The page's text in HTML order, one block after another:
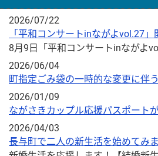
2026/07/22
「平和コンサートinながよvol.27」
8月9日「平和コンサートinながよ
2026/06/04
町指定ごみ袋の一時的な変更に伴
2026/01/09
ながさきカップル応援パスポート
2026/04/03
長与町で二人の新生活を始めてみ